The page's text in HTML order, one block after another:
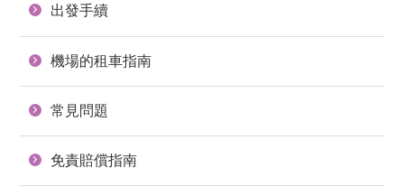
出發手續
機場的租車指南
常見問題
免責賠償指南